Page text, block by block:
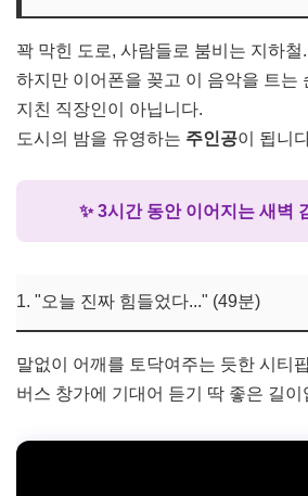
꽉 막힌 도로, 사람들로 붐비는 지하철.
하지만 이어폰을 꽂고 이 음악을 트는
지친 직장인이 아닙니다.
도시의 밤을 유영하는 주인공이 됩니
✨ 3시간 동안 이어지는 새벽
1. "오늘 진짜 힘들었다..." (49분)
말없이 어깨를 토닥여주는 듯한 시티
버스 창가에 기대어 듣기 딱 좋은 길이